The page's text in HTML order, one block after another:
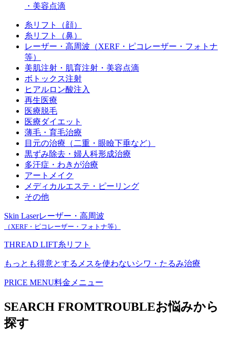
・美容点滴
糸リフト（顔）
糸リフト（鼻）
レーザー・高周波（XERF・ピコレーザー・フォトナ
等）
美肌注射・肌育注射・美容点滴
ボトックス注射
ヒアルロン酸注入
再生医療
医療脱毛
医療ダイエット
薄毛・育毛治療
目元の治療（二重・眼瞼下垂など）
黒ずみ除去・婦人科形成治療
多汗症・わきが治療
アートメイク
メディカルエステ・ピーリング
その他
Skin Laserレーザー・高周波
（XERF・ピコレーザー・フォトナ等）
THREAD LIFT糸リフト
もっとも得意とするメスを使わないシワ・たるみ治療
PRICE MENU料金メニュー
SEARCH FROMTROUBLEお悩みから
探す